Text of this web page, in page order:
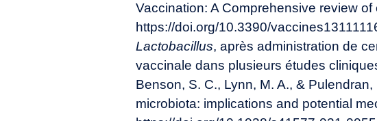
Vaccination: A Comprehensive review
https://doi.org/10.3390/
Lactobacillus, après administration de
vaccinale dans plusieurs études
Benson, S. C., Lynn, M. A., &
microbiota: implications and potential